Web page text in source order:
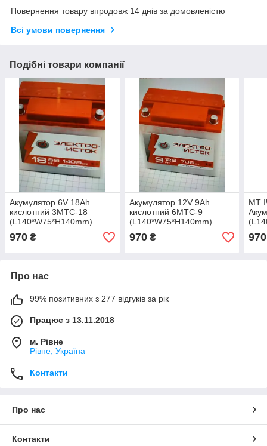
Повернення товару впродовж 14 днів за домовленістю
Всі умови повернення
Подібні товари компанії
Акумулятор 6V 18Ah
кислотний 3MTC-18
(L140*W75*H140mm)
(фирма Електро-исток)
2023
970 ₴
Акумулятор 12V 9Ah
кислотний 6MTC-9
(L140*W75*H140mm)
(фірма Електро-істок)
2023
970₴
МТ
970
Про нас
99% позитивних з 277 відгуків за рік
Працює з 13.11.2018
м. Рівне
Рівне, Україна
Контакти
Про нас
Контакти